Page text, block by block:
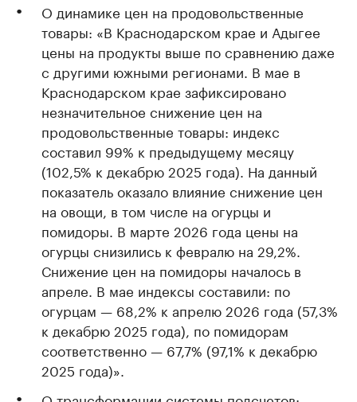
О динамике цен на продовольственные
товары: «В Краснодарском крае и Адыгее
цены на продукты выше по сравнению даже
с другими южными регионами. В мае в
Краснодарском крае зафиксировано
незначительное снижение цен на
продовольственные товары: индекс
составил 99% к предыдущему месяцу
(102,5% к декабрю 2025 года). На данный
показатель оказало влияние снижение цен
на овощи, в том числе на огурцы и
помидоры. В марте 2026 года цены на
огурцы снизились к февралю на 29,2%.
Снижение цен на помидоры началось в
апреле. В мае индексы составили: по
огурцам — 68,2% к апрелю 2026 года (57,3%
к декабрю 2025 года), по помидорам
соответственно — 67,7% (97,1% к декабрю
2025 года)».